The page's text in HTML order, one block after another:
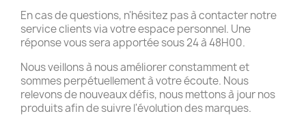
En cas de questions, n'hésitez pas à contacter notre
service clients via votre espace personnel. Une
réponse vous sera apportée sous 24 à 48H00.
Nous veillons à nous améliorer constamment et
sommes perpétuellement à votre écoute. Nous
relevons de nouveaux défis, nous mettons à jour nos
produits afin de suivre l'évolution des marques.